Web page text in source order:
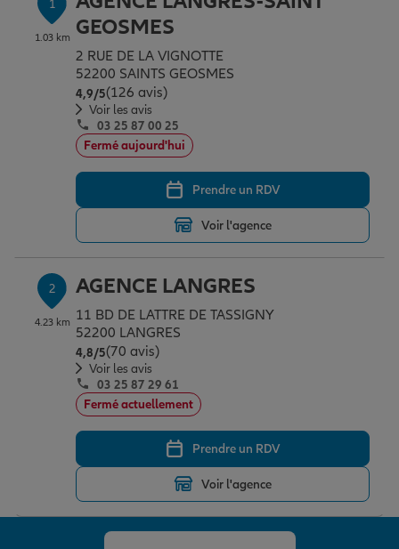
Assurance emprunteur
Prévoyance et dépendance
Assurance animal de compagnie
Protection de la famille
Protection juridique
Épargne & retraite
Plan épargne retraite
Assurance vie
Placements financiers
Transmission
Vos projets
Partir en vacances
Déménager
Départ à la retraite
Préparer l’avenir
Conseil assurance
Outre-mer
Assurance habitation
Le Pack Famille
Garantie des accidents de la vie
Assurance scolaire
Allianz en France
1
1.03 km GEOSMES
2 RUE DE LA VIGNOTTE
52200 SAINTS GEOSMES
4,9/5Note de 4.9 sur 5
(126 avis)
Voir les avis
03 25 87 00 25
Fermé aujourd'hui
Prendre un RDV
Voir l'agence
2
4.23 km
AGENCE LANGRES
11 BD DE LATTRE DE TASSIGNY
52200 LANGRES
4,8/5Note de 4.8 sur 5
(70 avis)
Voir les avis
03 25 87 29 61
Fermé actuellement
Prendre un RDV
Voir l'agence